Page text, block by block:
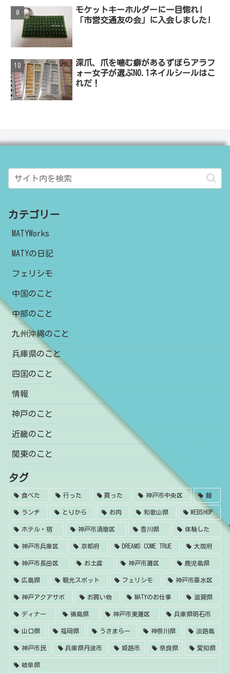
モケットキーホルダーに一目惚れ!
「市営交通友の会」に入会しました!
深爪、爪を噛む癖があるずぼらアラフ
ォー女子が選ぶNO.1ネイルシールはこ
れだ！
カテゴリー
MATYWorks
MATYの日記
フェリシモ
中国のこと
中部のこと
九州沖縄のこと
兵庫県のこと
四国のこと
情報
神戸のこと
近畿のこと
関東のこと
タグ
食べた 行った 買った 神戸市中央区 麺
ランチ とりから お肉 和歌山県 WEBSHOP
ホテル・宿 神戸市須磨区 香川県 体験した
神戸市兵庫区 京都府 DREAMS COME TRUE 大阪府
神戸市長田区 お土産 神戸市灘区 鹿児島県
広島県 観光スポット フェリシモ 神戸市垂水区
神戸アクアサポ お買い物 MATYのお仕事 滋賀県
ディナー 徳島県 神戸市東灘区 兵庫県明石市
山口県 福岡県 うさまらー 神奈川県 淡路島
神戸市民 兵庫県丹波市 姫路市 奈良県 愛知県
岐阜県